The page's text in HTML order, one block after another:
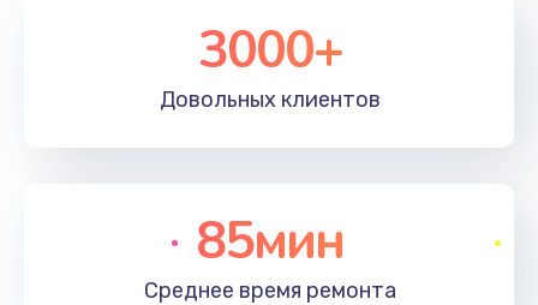
3000+
Довольных клиентов
85мин
Среднее время ремонта